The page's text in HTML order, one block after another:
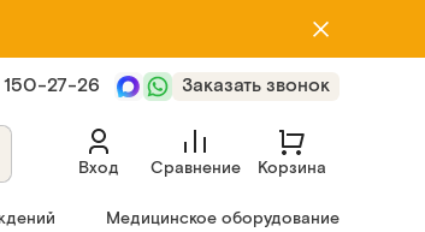
Заказать звонок
Вход Сравнение Корзина
Медицинское оборудование